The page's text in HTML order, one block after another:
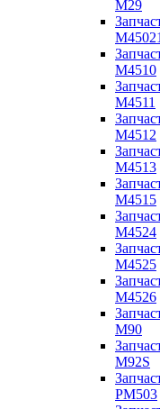
M29
M45021
M4510
M4511
M4512
M4513
M4515
M4524
M4525
M4526
M90
M92S
PM503